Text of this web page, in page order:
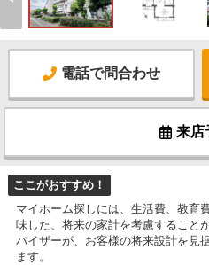
電話で問合わせ
来店
ここがおすすめ！
マイホーム探しには、生活費、教育
味した、将来の家計を考慮すること
バイザーが、お客様の将来設計を見
ます。